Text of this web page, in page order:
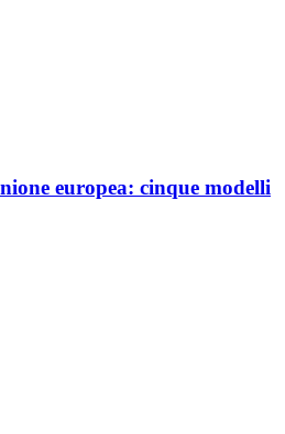
europea: cinque modelli